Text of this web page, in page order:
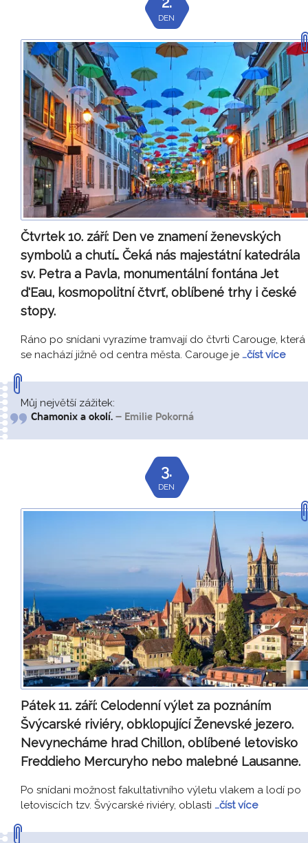
DEN
Čtvrtek 10. září: Den ve znamení ženevských
symbolů a chutí… Čeká nás majestátní katedrála
sv. Petra a Pavla, monumentální fontána Jet
d'Eau, kosmopolitní čtvrť, oblíbené trhy i české
stopy.
Ráno po snídani vyrazíme tramvají do čtvrti Carouge, která
se nachází jižně od centra města. Carouge je …číst více
Můj největší zážitek:
Chamonix a okolí. – Emilie Pokorná
3.
DEN
Pátek 11. září: Celodenní výlet za poznáním
Švýcarské riviéry, obklopující Ženevské jezero.
Nevynecháme hrad Chillon, oblíbené letovisko
Freddieho Mercuryho nebo malebné Lausanne.
Po snídani možnost fakultativního výletu vlakem a lodí po
letoviscích tzv. Švýcarské riviéry, oblasti …číst více